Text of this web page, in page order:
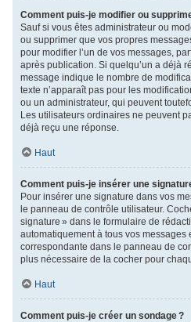
Comment puis-je modifier ou
Sauf si vous êtes administrateur ou
ou supprimer que vos propres
pour modifier l’un de vos messages,
après publication. Si quelqu’un a déjà
message indique le nombre de
texte n’apparaît pas pour les
ou un administrateur, qui peuvent
Les utilisateurs ordinaires ne peuvent
déjà reçu une réponse.
Haut
Comment puis-je insérer une
Pour insérer une signature dans vos
le panneau de contrôle utilisateur.
signature » dans le formulaire de
automatiquement à tous vos messages
correspondante dans le panneau de
plus nécessaire de la cocher pour
Haut
Comment puis-je créer un sondage ?